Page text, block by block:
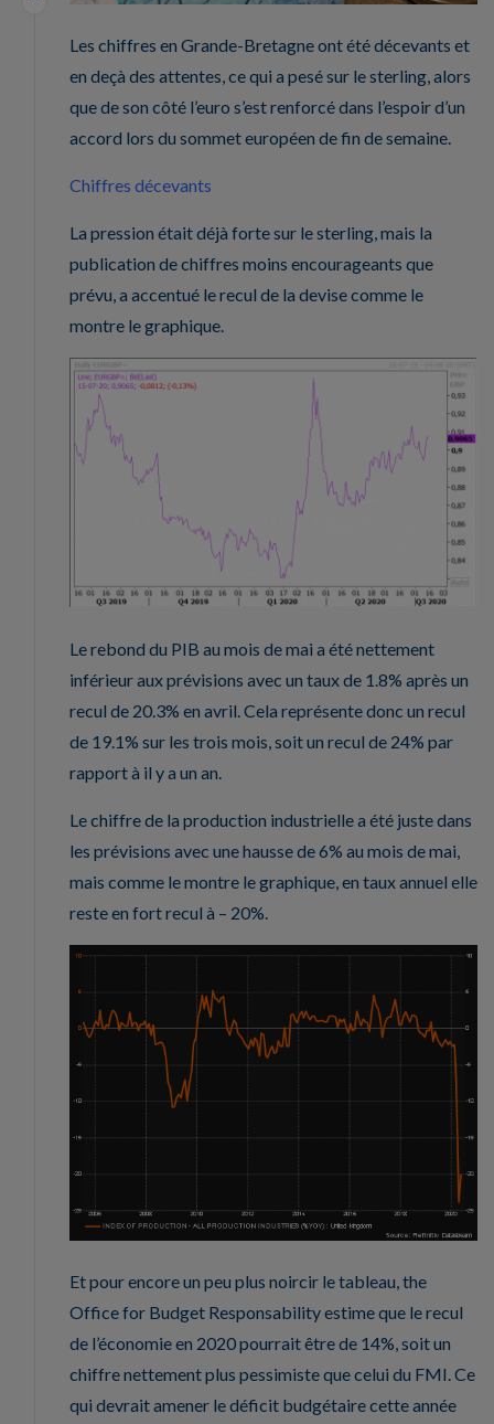
Les chiffres en Grande-Bretagne ont été décevants et
en deçà des attentes, ce qui a pesé sur le sterling, alors
que de son côté l’euro s’est renforcé dans l’espoir d’un
accord lors du sommet européen de fin de semaine.
Chiffres décevants
La pression était déjà forte sur le sterling, mais la
publication de chiffres moins encourageants que
prévu, a accentué le recul de la devise comme le
montre le graphique.
Le rebond du PIB au mois de mai a été nettement
inférieur aux prévisions avec un taux de 1.8% après un
recul de 20.3% en avril. Cela représente donc un recul
de 19.1% sur les trois mois, soit un recul de 24% par
rapport à il y a un an.
Le chiffre de la production industrielle a été juste dans
les prévisions avec une hausse de 6% au mois de mai,
mais comme le montre le graphique, en taux annuel elle
reste en fort recul à – 20%.
Et pour encore un peu plus noircir le tableau, the
Office for Budget Responsability estime que le recul
de l’économie en 2020 pourrait être de 14%, soit un
chiffre nettement plus pessimiste que celui du FMI. Ce
qui devrait amener le déficit budgétaire cette année